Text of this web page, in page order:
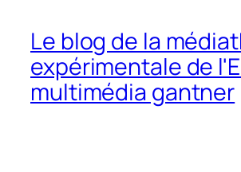
Le blog de la
expérimentale de
multimédia gantner